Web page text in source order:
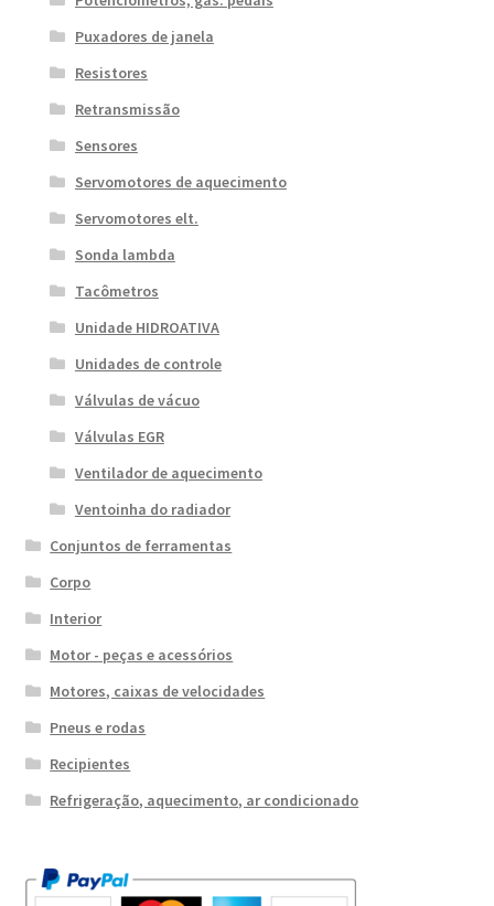
Puxadores de janela
Resistores
Retransmissão
Sensores
Servomotores de aquecimento
Servomotores elt.
Sonda lambda
Tacômetros
Unidade HIDROATIVA
Unidades de controle
Válvulas de vácuo
Válvulas EGR
Ventilador de aquecimento
Ventoinha do radiador
Conjuntos de ferramentas
Corpo
Interior
Motor - peças e acessórios
Motores, caixas de velocidades
Pneus e rodas
Recipientes
Refrigeração, aquecimento, ar condicionado